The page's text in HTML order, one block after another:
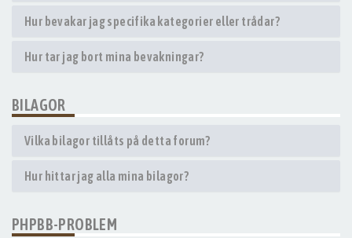
Hur bevakar jag specifika kategorier eller trådar?
Hur tar jag bort mina bevakningar?
BILAGOR
Vilka bilagor tillåts på detta forum?
Hur hittar jag alla mina bilagor?
PHPBB-PROBLEM